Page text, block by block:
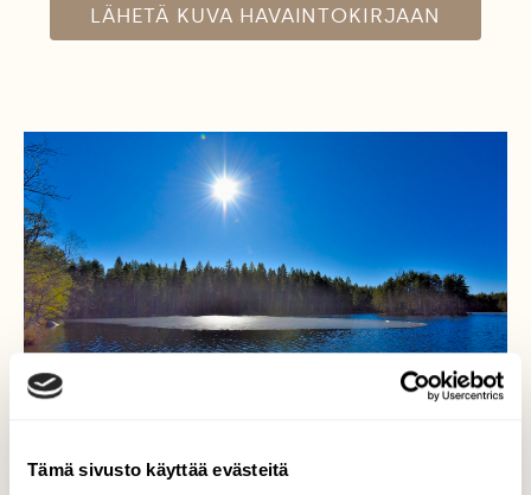
Tämä sivusto käyttää evästeitä
LÄHETÄ KUVA HAVAINTOKIRJAAN